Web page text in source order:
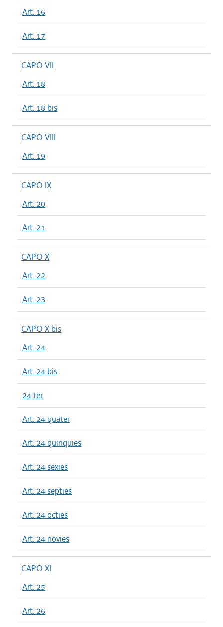
Art. 16
Art. 17
CAPO VII
Art. 18
Art. 18 bis
CAPO VIII
Art. 19
CAPO IX
Art. 20
Art. 21
CAPO X
Art. 22
Art. 23
CAPO X bis
Art. 24
Art. 24 bis
24 ter
Art. 24 quater
Art. 24 quinquies
Art. 24 sexies
Art. 24 septies
Art. 24 octies
Art. 24 novies
CAPO XI
Art. 25
Art. 26